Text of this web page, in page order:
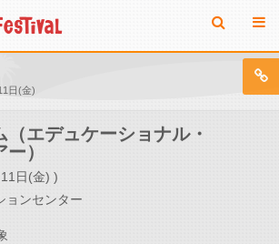
日(金)
エデュケーショナル・
）
日(金) )
ョンセンター